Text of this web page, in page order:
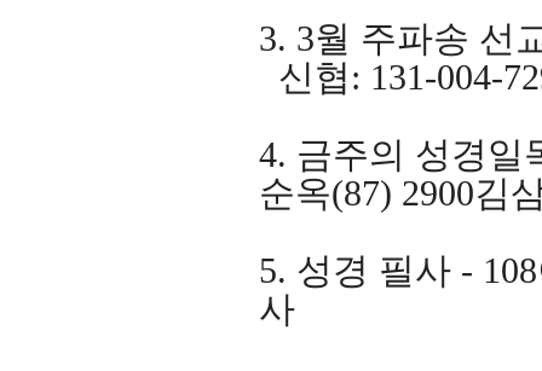
3. 3월 주파송 선
신협: 131-004-
4. 금주의 성경일
순옥(87) 2900김
5. 성경 필사 - 108
사